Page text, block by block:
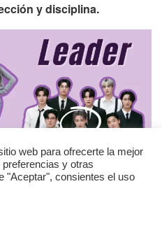
y disciplina.
ser el miembro más adulto,
y ahora cualquiera
web para ofrecerte la mejor
y otras
"Aceptar", consientes el uso